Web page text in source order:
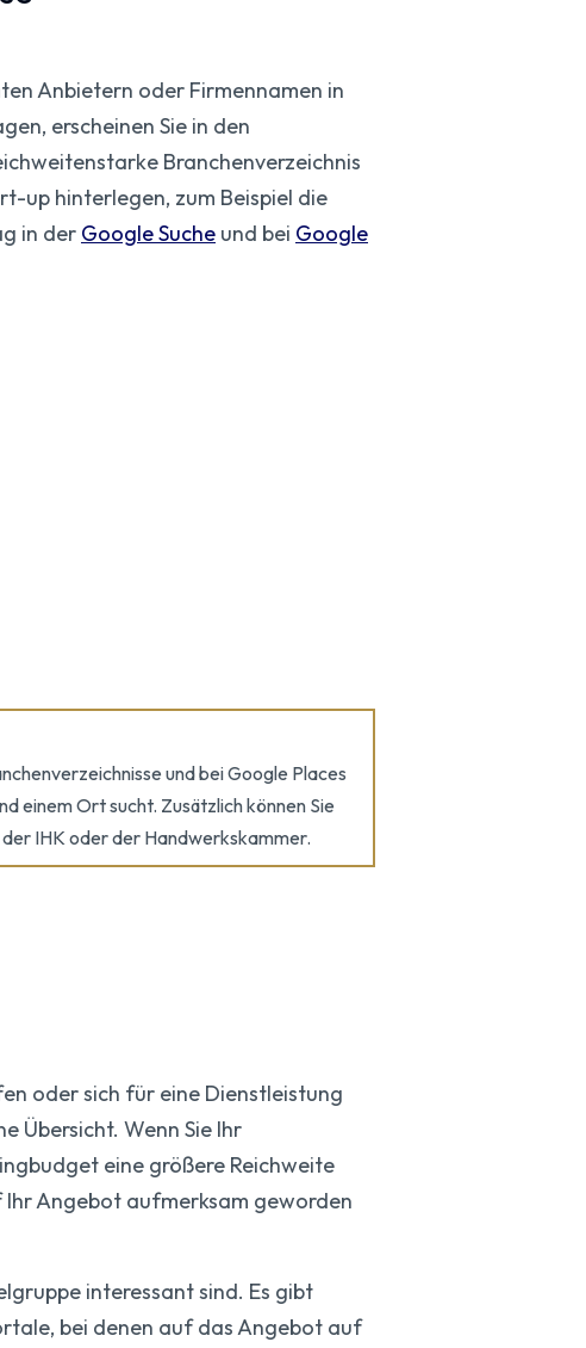
Anbietern oder Firmennamen in
erscheinen Sie in den
Branchenverzeichnis
up hinterlegen, zum Beispiel die
in der Google Suche und bei Google
und bei Google Places
einem Ort sucht. Zusätzlich können Sie
IHK oder der Handwerkskammer.
oder sich für eine Dienstleistung
Übersicht. Wenn Sie Ihr
eine größere Reichweite
Ihr Angebot aufmerksam geworden
interessant sind. Es gibt
bei denen auf das Angebot auf